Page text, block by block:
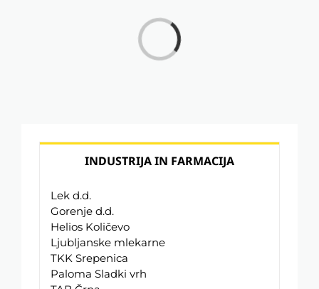
Loading...
INDUSTRIJA IN FARMACIJA
Lek d.d.
Gorenje d.d.
Helios Količevo
Ljubljanske mlekarne
TKK Srepenica
Paloma Sladki vrh